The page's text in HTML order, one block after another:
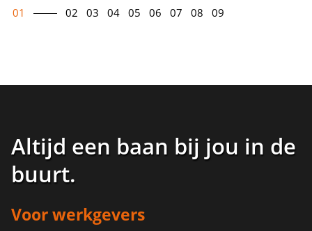
01 02 03 04 05 06 07 08 09
Altijd een baan bij jou in de
buurt.
Voor werkgevers